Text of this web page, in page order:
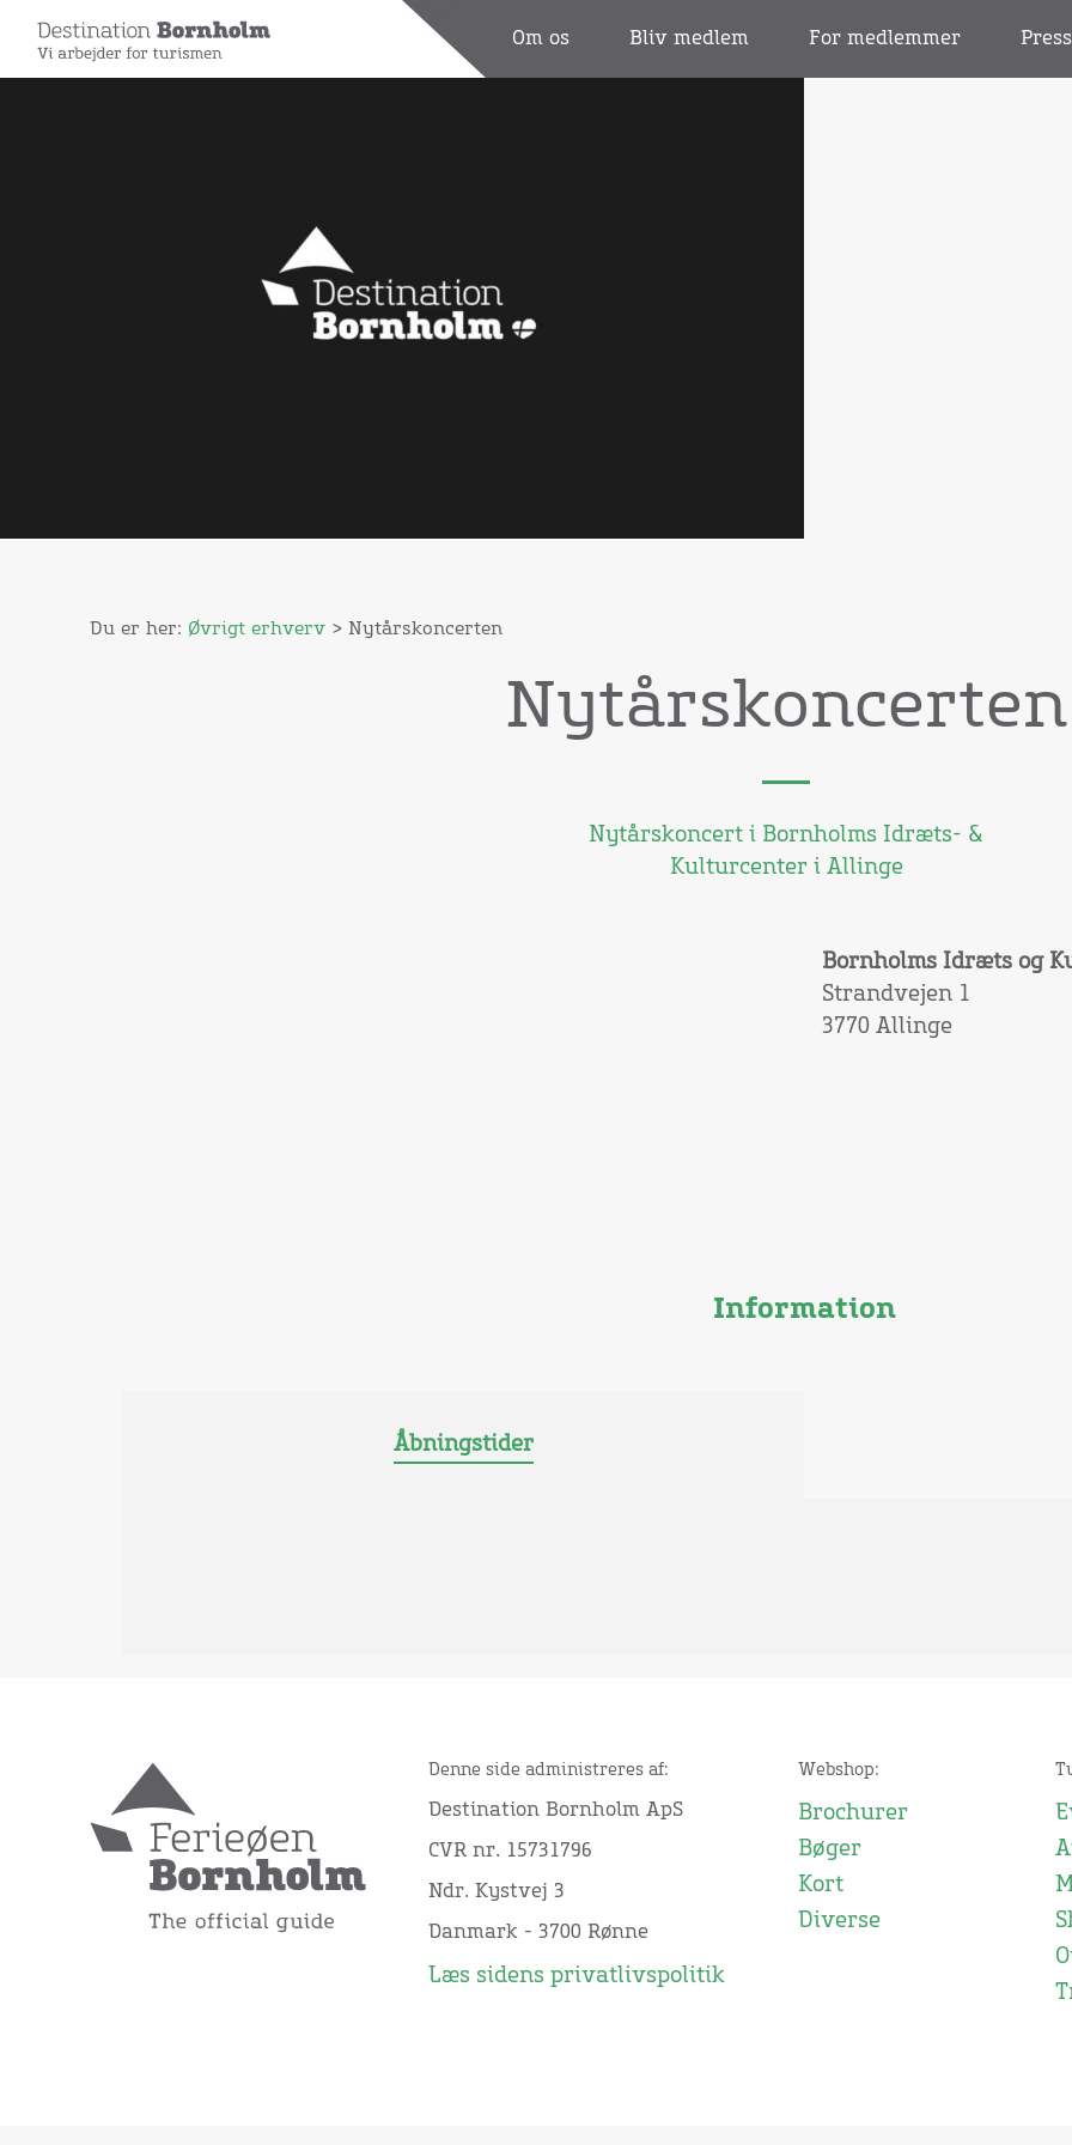
Om os Bliv medlem For medlemmer
[wpdreams_ajaxsearchlite_results id=1 element="div"]
Du er her: Øvrigt erhverv > Nytårskoncerten
Nytårskoncerten
Nytårskoncert i Bornholms Idræts- &
Kulturcenter i Allinge
Bornholms Idræts og
Strandvejen 1
3770 Allinge
Information
Åbningstider
Denne side administreres af:
Destination Bornholm ApS
CVR nr. 15731796
Ndr. Kystvej 3
Danmark - 3700 Rønne
Læs sidens privatlivspolitik
Webshop:
Brochurer
Bøger
Kort
Diverse